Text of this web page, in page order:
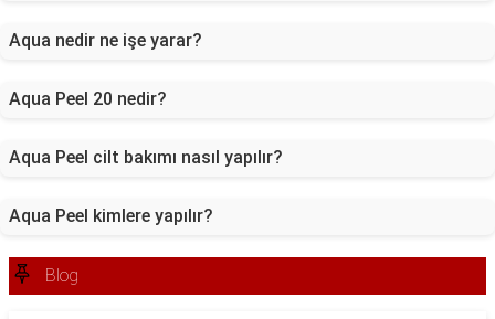
Aqua nedir ne işe yarar?
Aqua Peel 20 nedir?
Aqua Peel cilt bakımı nasıl yapılır?
Aqua Peel kimlere yapılır?
Blog